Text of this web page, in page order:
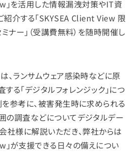
」を活用した情報漏洩対策やIT資
紹介する「SKYSEA Client View 限
ナー」（受講費無料）を随時開催し
、ランサムウェア感染時などに原
る「デジタルフォレンジック」につ
参考に、被害発生時に求められる
の調査などについてデジタルデー
社様に解説いただき、弊社からは
」が支援できる日々の備えについ